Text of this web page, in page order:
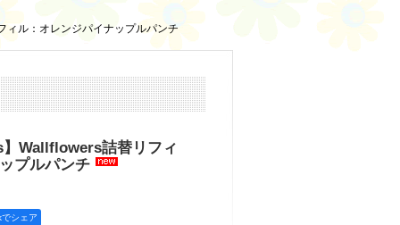
ル：オレンジパイナップルパンチ
Wallflowers詰替リフィ
プルパンチ
シェア